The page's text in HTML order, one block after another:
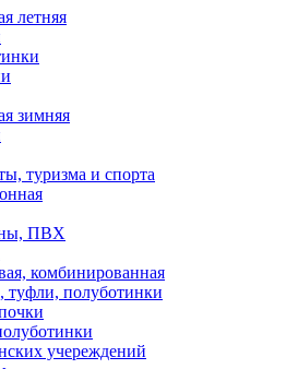
летняя
зимняя
туризма и спорта
ПВХ
комбинированная
туфли, полуботинки
учереждений